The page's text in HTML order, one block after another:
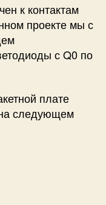
к контактам
проекте мы с
с Q0 по
плате
на следующем